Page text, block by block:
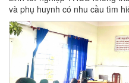
và phụ huynh có nhu cầu tìm